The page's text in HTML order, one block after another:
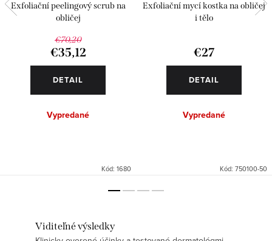
Exfoliační peelingový scrub na
obličej
€70,20
€35,12
DETAIL
Vypredané
Kód: 1680
Exfoliační mycí kostka na obličej
i tělo
€27
DETAIL
Vypredané
Kód: 750100-50
Viditeľné výsledky